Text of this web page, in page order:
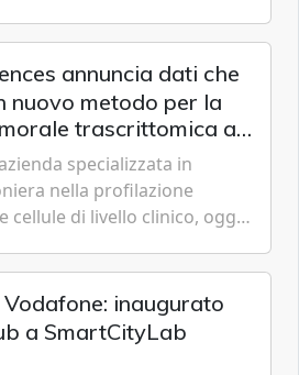
una panora...
nuovo metodo per la
trascrittomica a
campioni istologici
specializzata in
nella profilazione
cellule di livello clinico, oggi
inaugurato
a SmartCityLab